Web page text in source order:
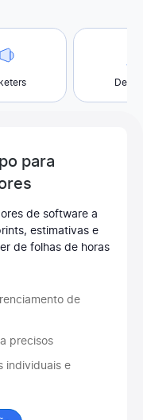
para
de software a
estimativas e
de folhas de horas
de
precisos
individuais e